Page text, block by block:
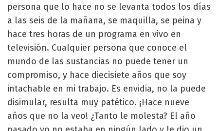
persona que lo hace no se levanta todos los días
a las seis de la mañana, se maquilla, se peina y
hace tres horas de un programa en vivo en
televisión. Cualquier persona que conoce el
mundo de las sustancias no puede tener un
compromiso, y hace diecisiete años que soy
intachable en mi trabajo. Es envidia, no la puede
disimular, resulta muy patético. ¡Hace nueve
años que no la veo! ¿Tanto le molesta? El año